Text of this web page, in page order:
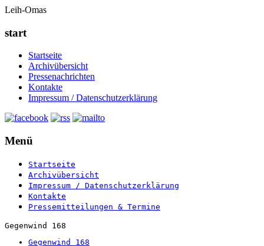
Leih-Omas
start
Startseite
Archivübersicht
Pressenachrichten
Kontakte
Impressum / Datenschutzerklärung
Menü
Startseite
Archivübersicht
Impressum / Datenschutzerklärung
Kontakte
Pressemitteilungen & Termine
Gegenwind 168
Gegenwind 168